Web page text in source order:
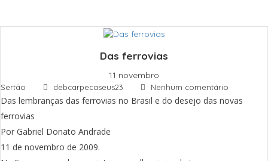
Das ferrovias
11 novembro
Sertão debcarpecaseus23 Nenhum comentário
Das lembranças das ferrovias no Brasil e do desejo das novas
ferrovias
Por Gabriel Donato Andrade
11 de novembro de 2009.